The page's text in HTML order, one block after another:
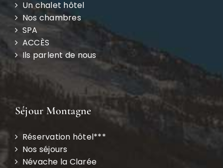
Un chalet hôtel
Nos chambres
SPA
ACCÈS
Ils parlent de nous
Séjour Montagne
Réservation hôtel***
Nos séjours
Névache la Clarée